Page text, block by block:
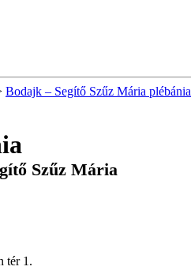
Bodajk – Segítő Szűz Mária plébánia
Szűz Mária
tér 1.